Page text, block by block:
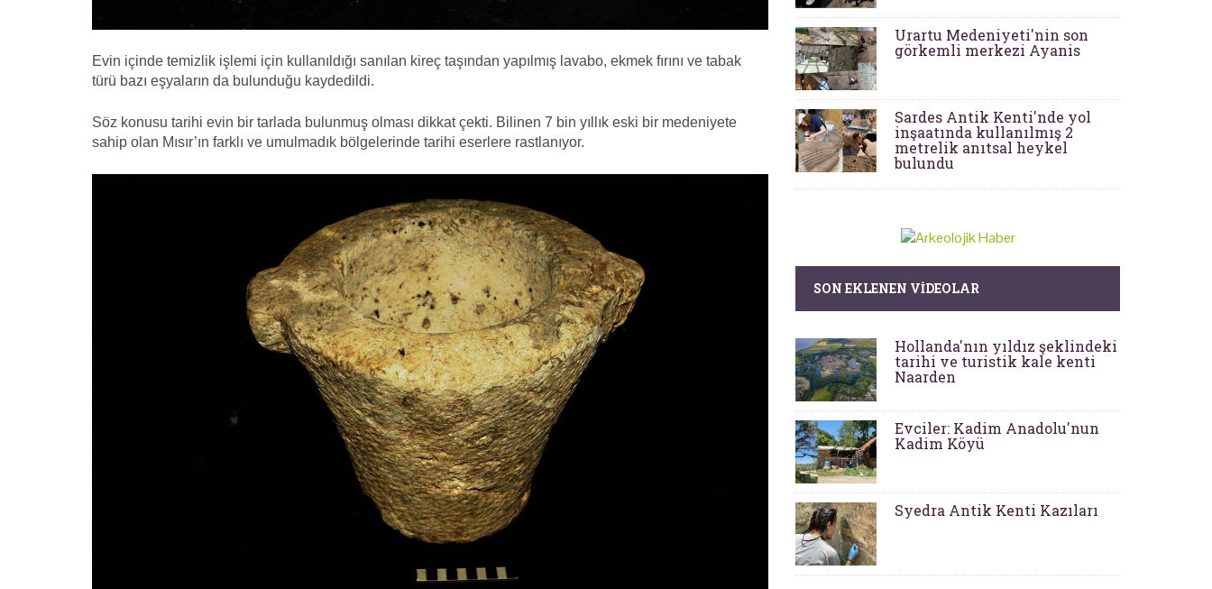
Evin içinde temizlik işlemi için kullanıldığı sanılan kireç taşından yapılmış lavabo, ekmek fırını ve tabak
türü bazı eşyaların da bulunduğu kaydedildi.
Söz konusu tarihi evin bir tarlada bulunmuş olması dikkat çekti. Bilinen 7 bin yıllık eski bir medeniyete
sahip olan Mısır’ın farklı ve umulmadık bölgelerinde tarihi eserlere rastlanıyor.
Urartu Medeniyeti'nin son
görkemli merkezi Ayanis
Sardes Antik Kenti'nde yol
inşaatında kullanılmış 2
metrelik anıtsal heykel
bulundu
SON EKLENEN VIDEOLAR
Hollanda'nın yıldız şeklindeki
tarihi ve turistik kale kenti
Naarden
Evciler: Kadim Anadolu'nun
Kadim Köyü
Syedra Antik Kenti Kazıları